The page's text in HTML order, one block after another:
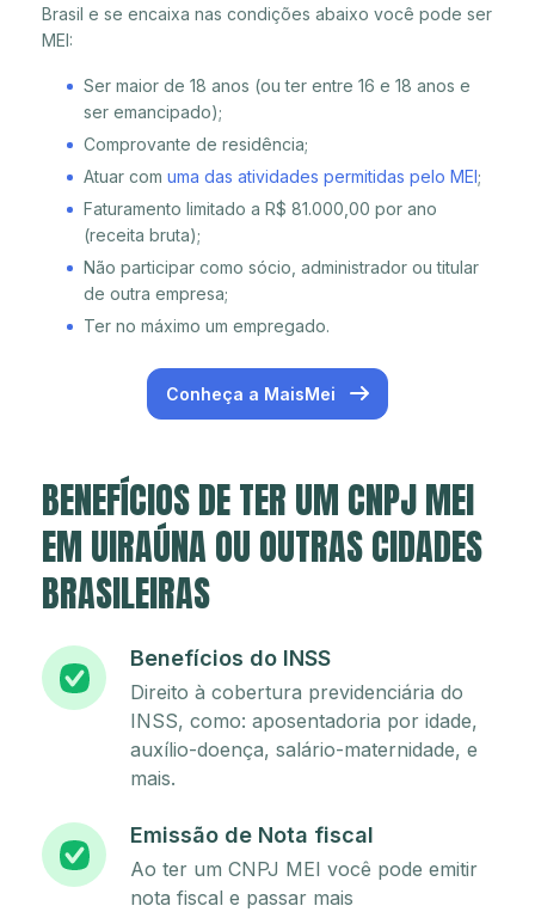
Brasil e se encaixa nas condições abaixo você pode ser
MEI:
Ser maior de 18 anos (ou ter entre 16 e 18 anos e
ser emancipado);
Comprovante de residência;
Atuar com uma das atividades permitidas pelo MEI;
Faturamento limitado a R$ 81.000,00 por ano
(receita bruta);
Não participar como sócio, administrador ou titular
de outra empresa;
Ter no máximo um empregado.
Conheça a MaisMei
BENEFÍCIOS DE TER UM CNPJ MEI
EM UIRAÚNA OU OUTRAS CIDADES
BRASILEIRAS
Benefícios do INSS
Direito à cobertura previdenciária do
INSS, como: aposentadoria por idade,
auxílio-doença, salário-maternidade, e
mais.
Emissão de Nota fiscal
Ao ter um CNPJ MEI você pode emitir
nota fiscal e passar mais